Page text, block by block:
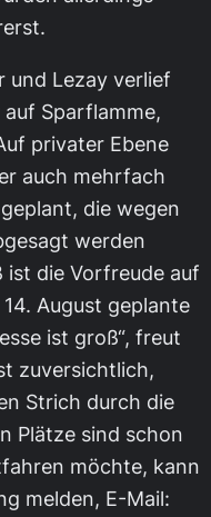
und Lezay verlief
Sparflamme,
privater Ebene
auch mehrfach
die wegen
werden
ist die Vorfreude auf
August geplante
ist groß“, freut
zuversichtlich,
Strich durch die
Plätze sind schon
möchte, kann
melden, E-Mail: